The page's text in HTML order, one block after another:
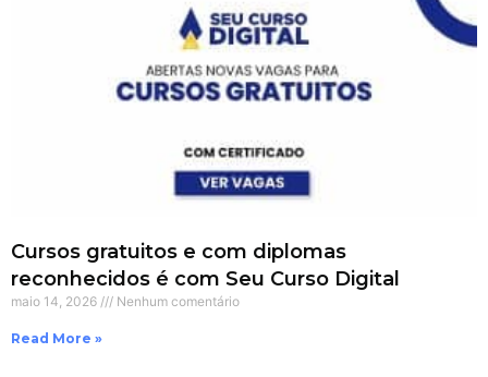
Cursos gratuitos e com diplomas
reconhecidos é com Seu Curso Digital
maio 14, 2026 Nenhum comentário
Read More »